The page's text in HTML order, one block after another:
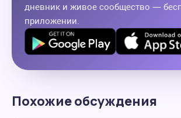
дневник и живое сообщество —
приложении.
Похожие обсуждения